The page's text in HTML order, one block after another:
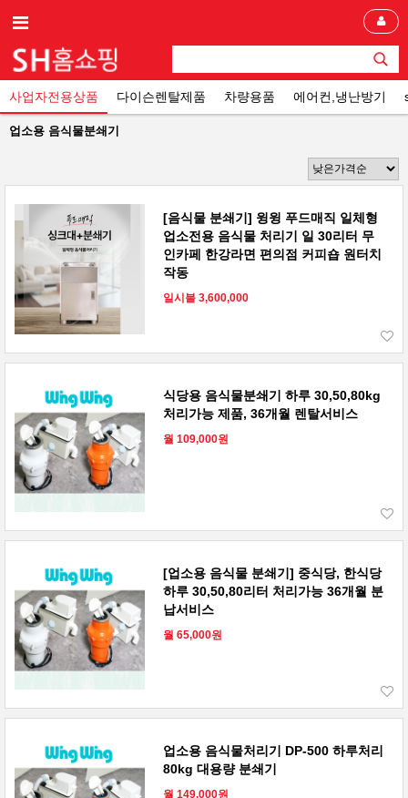
사업자전용상품 다이슨렌탈제품 차량용품 에어컨,냉난방기
업소용 음식물분쇄기
[음식물 분쇄기] 윙윙 푸드매직 일체형
업소전용 음식물 처리기 일 30리터 무
인카페 한강라면 편의점 커피숍 원터치
작동
일시불 3,600,000
식당용 음식물분쇄기 하루 30,50,80kg
처리가능 제품, 36개월 렌탈서비스
월 109,000원
[업소용 음식물 분쇄기] 중식당, 한식당
하루 30,50,80리터 처리가능 36개월 분
납서비스
월 65,000원
업소용 음식물처리기 DP-500 하루처리
80kg 대용량 분쇄기
월 149,000원